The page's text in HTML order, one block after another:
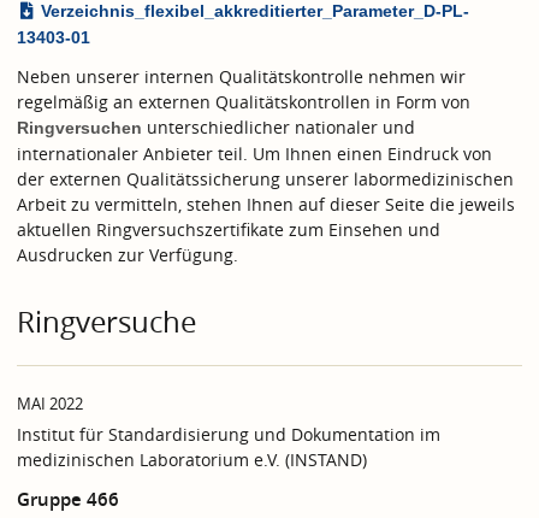
Verzeichnis_flexibel_akkreditierter_Parameter_D-PL-
13403-01
Neben unserer internen Qualitätskontrolle nehmen wir
regelmäßig an externen Qualitätskontrollen in Form von
Ringversuchen unterschiedlicher nationaler und
internationaler Anbieter teil. Um Ihnen einen Eindruck von
der externen Qualitätssicherung unserer labormedizinischen
Arbeit zu vermitteln, stehen Ihnen auf dieser Seite die jeweils
aktuellen Ringversuchszertifikate zum Einsehen und
Ausdrucken zur Verfügung.
Ringversuche
MAI 2022
Institut für Standardisierung und Dokumentation im
medizinischen Laboratorium e.V. (INSTAND)
Gruppe 466